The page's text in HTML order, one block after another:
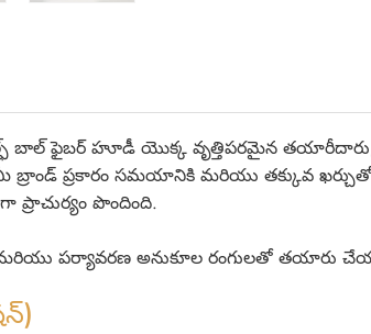
బాల్ ఫైబర్ హూడీ యొక్క వృత్తిపరమైన
ప్రకారం సమయానికి మరియు తక్కువ
పొందింది.
పర్యావరణ అనుకూల రంగులతో తయారు